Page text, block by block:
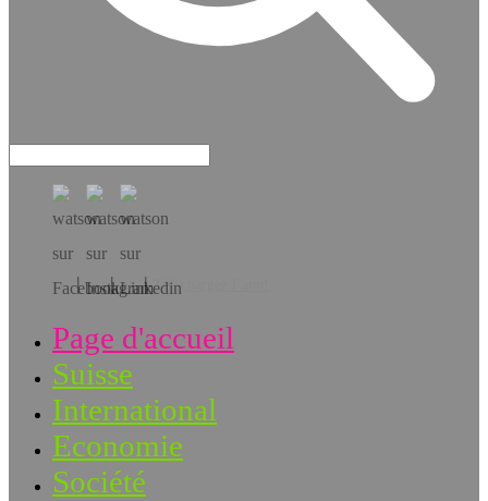
Téléchargez l’app!
Page d'accueil
Suisse
International
Economie
Société